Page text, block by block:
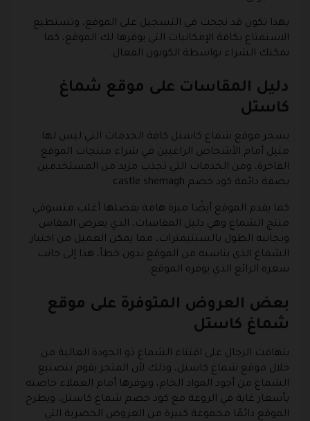
بهذا تكون قد نجحت في التسجيل على الموقع، وتستطيع
الاستمتاع بكافة الإمكانيات التي يوفرها لك الموقع، كما
يمكنك الشراء بواسطة الكوبون الفعال.
دليل المقاسات على موقع شماغ
كاستل
يسخر موقع شماغ كاستل كافة الخدمات التي ليس لها
مثيل أمام الأشخاص الراغبين في شراء منتجات الموقع
الفاخرة، ومن الخدمات التي تجذب مزيد من المستخدمين
بصفة دائمة كود خصم castle shemagh.
كما يقدم الموقع أيضًا ميزة هامة يفضلها أغلب متسوقي
منتج الشماغ وهي دليل المقاسات، الذي يعرض المقاس
وبجانبه الطول بالسنتيمترات، مما يمكن العميل من اختيار
الشماغ الذي يناسبه من الموقع بدون خطأ، هذا إلى جانب
سعره الرائع الذي يوفره الموقع.
بعض العروض المتوفرة على موقع
شماغ كاستل
يتهافت الرجال على اقتناء الشماغ ذو الجودة العالية من
خلال موقع شماغ كاستل، وذلك لأن المتجر يقوم بتصنيع
الشماغ من أجود المواد الخام، ويوفرها أمام العملاء خاصته
بأسعار غاية في الروعة مع كود خصم شماغ كاستل، ويطرح
الموقع دائمًا مجموعة كبيرة من العروض الحصرية التي